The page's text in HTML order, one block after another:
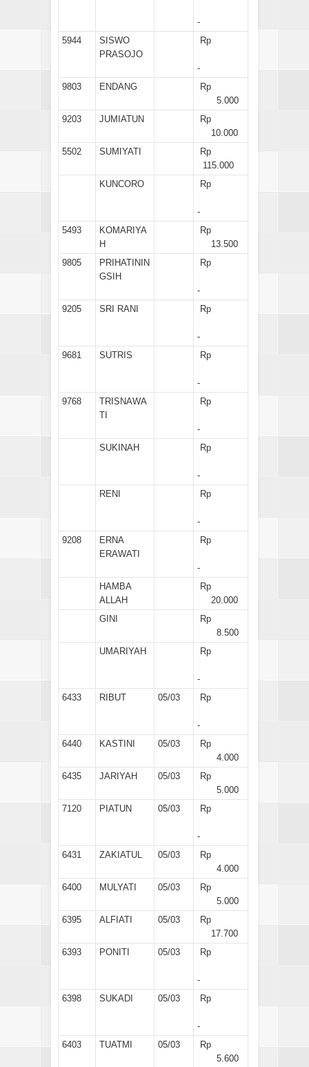
-
5944
SISWO
PRASOJO
Rp
-
9803
ENDANG
Rp
5.000
9203
JUMIATUN
Rp
10.000
5502
SUMIYATI
Rp
115.000
KUNCORO
Rp
-
5493
KOMARIYA
H
Rp
13.500
9805
PRIHATININ
GSIH
Rp
-
9205
SRI RANI Rp
-
9681
SUTRIS Rp
-
9768
TRISNAWA
TI
Rp
-
SUKINAH
Rp
-
RENI
Rp
-
9208
ERNA
ERAWATI
Rp
-
HAMBA
ALLAH
Rp
20.000
GINI
Rp
8.500
UMARIYAH
Rp
-
6433
RIBUT 05/03 Rp
-
6440
KASTINI 05/03
Rp
4.000
6435
JARIYAH 05/03
Rp
5.000
7120
PIATUN 05/03 Rp
-
6431
ZAKIATUL 05/03
Rp
4.000
6400
MULYATI 05/03
Rp
5.000
6395
ALFIATI 05/03
Rp
17.700
6393
PONITI 05/03 Rp
-
6398
SUKADI 05/03 Rp
-
6403
TUATMI 05/03
Rp
5.600